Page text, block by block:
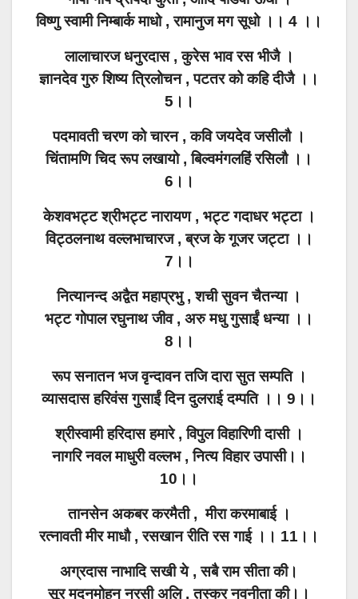
विष्णु स्वामी निम्बार्क माधो , रामानुज मग सूधो ।। 4 ।।
लालाचारज धनुरदास , कुरेस भाव रस भीजै ।
ज्ञानदेव गुरु शिष्य त्रिलोचन , पटतर को कहि दीजै ।।
5।।
पदमावती चरण को चारन , कवि जयदेव जसीलौ ।
चिंतामणि चिद रूप लखायो , बिल्वमंगलहिं रसिलौ ।।
6।।
केशवभट्ट श्रीभट्ट नारायण , भट्ट गदाधर भट्टा ।
विट्ठलनाथ वल्लभाचारज , ब्रज के गूजर जट्टा ।।
7।।
नित्यानन्द अद्वैत महाप्रभु , शची सुवन चैतन्या ।
भट्ट गोपाल रघुनाथ जीव , अरु मधु गुसाईं धन्या ।।
8।।
रूप सनातन भज वृन्दावन तजि दारा सुत सम्पति ।
व्यासदास हरिवंस गुसाईं दिन दुलराई दम्पति ।। 9।।
श्रीस्वामी हरिदास हमारे , विपुल विहारिणी दासी ।
नागरि नवल माधुरी वल्लभ , नित्य विहार उपासी।।
10।।
तानसेन अकबर करमैती , मीरा करमाबाई ।
रत्नावती मीर माधौ , रसखान रीति रस गाई ।। 11।।
अग्रदास नाभादि सखी ये , सबै राम सीता की।
सूर मदनमोहन नरसी अलि , तस्कर नवनीता की।।